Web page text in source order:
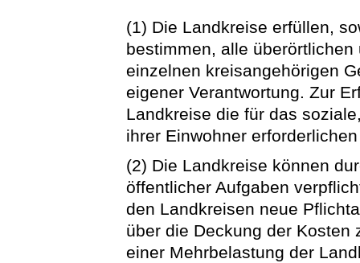
(1) Die Landkreise erfüllen,
bestimmen, alle
einzelnen kreisangehörigen
eigener Verantwortung. Zur
Landkreise die für das
ihrer Einwohner
(2) Die Landkreise können
öffentlicher Aufgaben
den Landkreisen neue
über die Deckung der Kosten
einer Mehrbelastung der